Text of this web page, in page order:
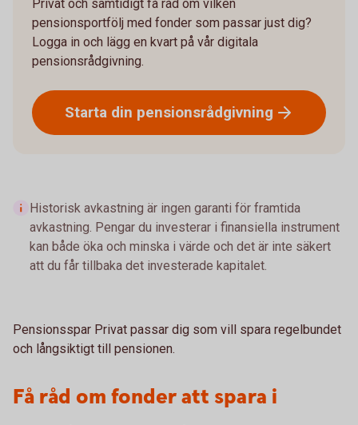
Privat och samtidigt få råd om vilken
pensionsportfölj med fonder som passar just dig?
Logga in och lägg en kvart på vår digitala
pensionsrådgivning.
Starta din pensionsrådgivning
Historisk avkastning är ingen garanti för framtida
avkastning. Pengar du investerar i finansiella instrument
kan både öka och minska i värde och det är inte säkert
att du får tillbaka det investerade kapitalet.
Pensionsspar Privat passar dig som vill spara regelbundet
och långsiktigt till pensionen.
Få råd om fonder att spara i